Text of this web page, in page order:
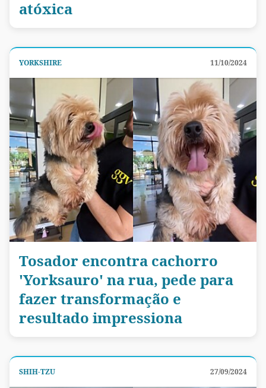
atóxica
YORKSHIRE 11/10/2024
Tosador encontra cachorro
'Yorksauro' na rua, pede para
fazer transformação e
resultado impressiona
SHIH-TZU 27/09/2024